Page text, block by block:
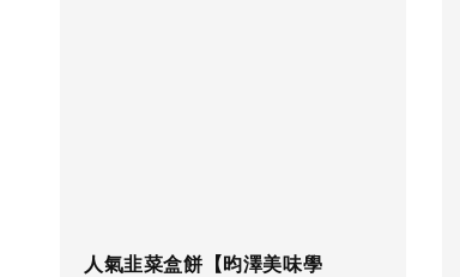
人氣韭菜盒餅【昀澤美味學